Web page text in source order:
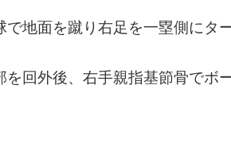
で地面を蹴り右足を一塁側にタ
を回外後、右手親指基節骨でボ